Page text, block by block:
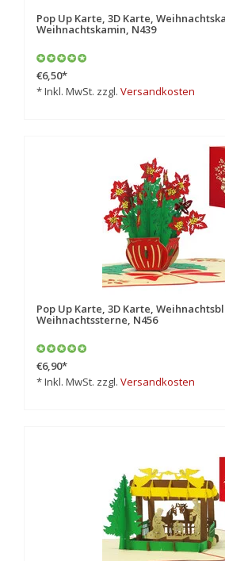
Pop Up Karte, 3D Karte,
Weihnachtskamin, N439
€6,50*
* Inkl. MwSt. zzgl. Versandkosten
Pop Up Karte, 3D Karte,
Weihnachtssterne, N456
€6,90*
* Inkl. MwSt. zzgl. Versandkosten